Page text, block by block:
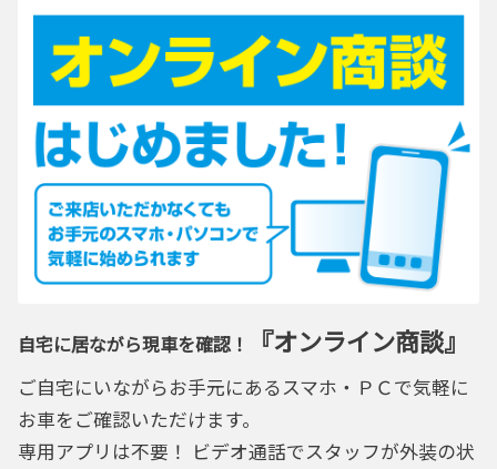
自宅に居ながら現車を確認！ 『オンライン商談』
ご自宅にいながらお手元にあるスマホ・ＰＣで気軽に
お車をご確認いただけます。
専用アプリは不要！ ビデオ通話でスタッフが外装の状